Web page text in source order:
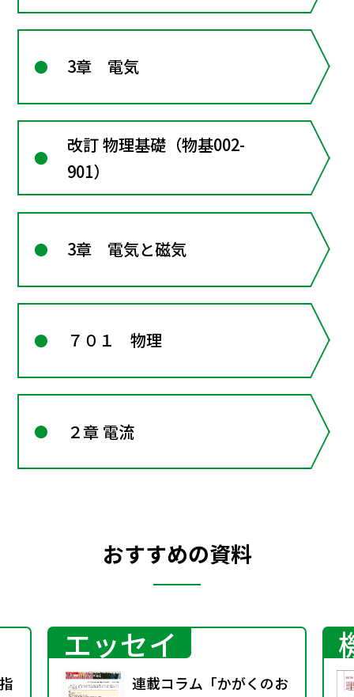
3章 電気
改訂 物理基礎（物基002-
901）
3章 電気と磁気
７０１ 物理
２章 電流
おすすめの資料
エッセイ
連載コラム「かがくのお